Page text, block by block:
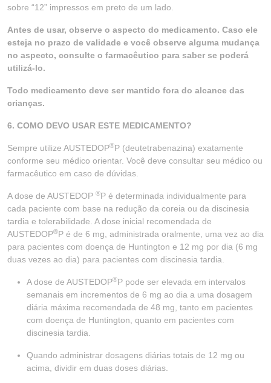
sobre “12” impressos em preto de um lado.
Antes de usar, observe o aspecto do medicamento. Caso ele
esteja no prazo de validade e você observe alguma mudança
no aspecto, consulte o farmacêutico para saber se poderá
utilizá-lo.
Todo medicamento deve ser mantido fora do alcance das
crianças.
6. COMO DEVO USAR ESTE MEDICAMENTO?
Sempre utilize AUSTEDOP®P (deutetrabenazina) exatamente
conforme seu médico orientar. Você deve consultar seu médico ou
farmacêutico em caso de dúvidas.
A dose de AUSTEDOP ®P é determinada individualmente para
cada paciente com base na redução da coreia ou da discinesia
tardia e tolerabilidade. A dose inicial recomendada de
AUSTEDOP®P é de 6 mg, administrada oralmente, uma vez ao dia
para pacientes com doença de Huntington e 12 mg por dia (6 mg
duas vezes ao dia) para pacientes com discinesia tardia.
A dose de AUSTEDOP®P pode ser elevada em intervalos
semanais em incrementos de 6 mg ao dia a uma dosagem
diária máxima recomendada de 48 mg, tanto em pacientes
com doença de Huntington, quanto em pacientes com
discinesia tardia.
Quando administrar dosagens diárias totais de 12 mg ou
acima, dividir em duas doses diárias.